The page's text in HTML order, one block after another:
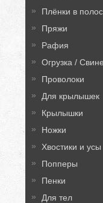
Плёнки в
Пряжи
Рафия
Огрузка /
Проволоки
Для крылышек
Крылышки
Ножки
Хвостики и усы
Попперы
Пенки
Для тел